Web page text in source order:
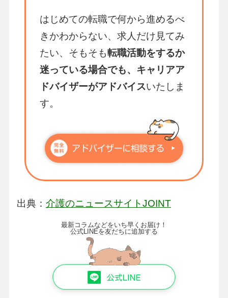
はじめての転職で何から進めるべ
きかわからない、求人だけ見てみ
たい、そもそも転職活動をするか
迷っている場合でも、キャリアア
ドバイザーがアドバイスいたしま
す。
出典： 介護のニュースサイトJOINT
最新コラムなどをいち早くお届け！
公式LINEを友だちに追加する